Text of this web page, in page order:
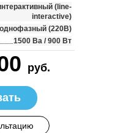
(line-
interactive)
однофазный (220В)
1500 Ва / 900 Вт
руб.